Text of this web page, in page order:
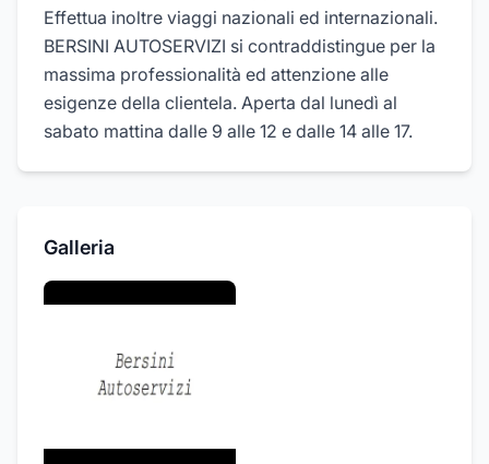
Effettua inoltre viaggi nazionali ed internazionali.
BERSINI AUTOSERVIZI si contraddistingue per la
massima professionalità ed attenzione alle
esigenze della clientela. Aperta dal lunedì al
sabato mattina dalle 9 alle 12 e dalle 14 alle 17.
Galleria